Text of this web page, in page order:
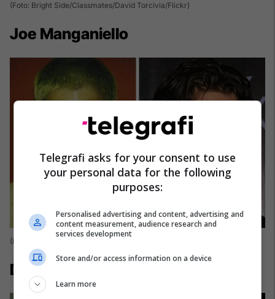
(Foto: Bright Side/Classmates/David Torcivia/Flickr)
Joe Manganiello
(Foto: Bright Side/JoeManganiello/Twitter /Rebecca Roach/Flickr)
Dwayne “The Rock” Johnson
Telegrafi asks for your consent to use
your personal data for the following
purposes:
Personalised advertising and content, advertising and
content measurement, audience research and
services development
Store and/or access information on a device
Learn more